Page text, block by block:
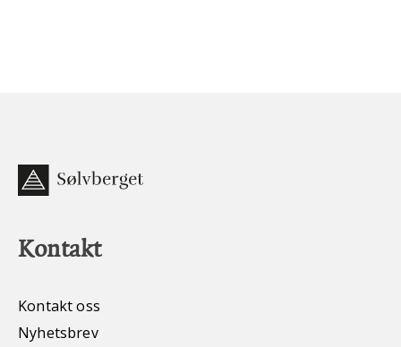
Kontakt
Kontakt oss
Nyhetsbrev